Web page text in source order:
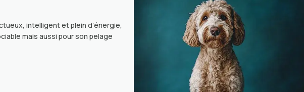
intelligent et plein d’énergie,
mais aussi pour son pelage